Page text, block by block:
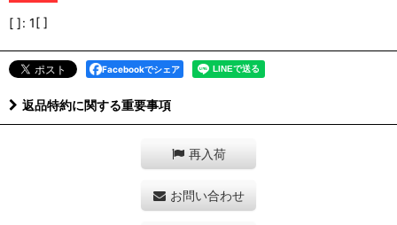
[ ]: 1[ ]
Facebookでシェア
返品特約に関する重要事項
再入荷
お問い合わせ